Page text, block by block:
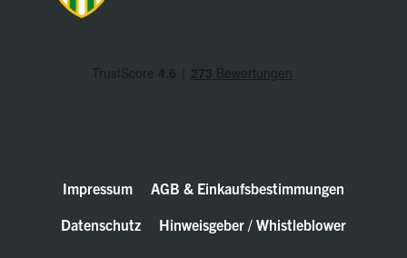
Impressum
AGB & Einkaufsbestimmungen
Datenschutz
Hinweisgeber / Whistleblower